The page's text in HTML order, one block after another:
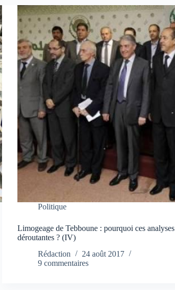
Politique
Limogeage de Tebboune : pourquoi ces analyses
déroutantes ? (IV)
Rédaction
24 août 2017
9 commentaires